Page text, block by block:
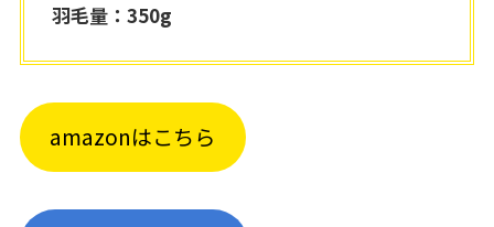
羽毛量：350g
amazonはこちら